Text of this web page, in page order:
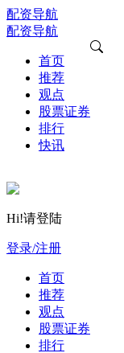
配资导航
配资导航
首页
推荐
观点
股票证券
排行
快讯
Hi!请登陆
登录/注册
首页
推荐
观点
股票证券
排行